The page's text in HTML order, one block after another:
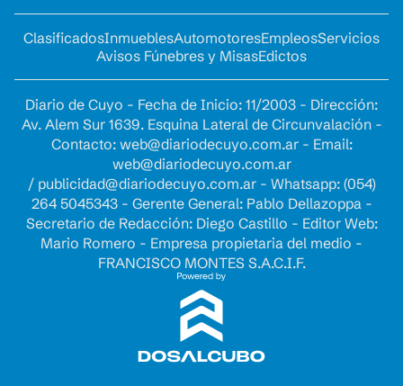
ClasificadosInmueblesAutomotoresEmpleosServicios
Avisos Fúnebres y MisasEdictos
Diario de Cuyo - Fecha de Inicio: 11/2003 - Dirección:
Av. Alem Sur 1639. Esquina Lateral de Circunvalación -
Contacto: web@diariodecuyo.com.ar- Email:
web@diariodecuyo.com.ar
/ publicidad@diariodecuyo.com.ar- Whatsapp: (054)
264 5045343 - Gerente General: Pablo Dellazoppa -
Secretario de Redacción: Diego Castillo - Editor Web:
Mario Romero - Empresa propietaria del medio -
FRANCISCO MONTES S.A.C.I.F.